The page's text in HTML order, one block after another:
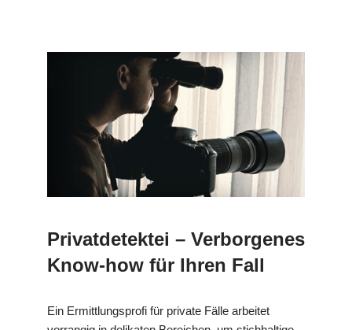
Privatdetektei – Verborgenes
Know-how für Ihren Fall
Ein Ermittlungsprofi für private Fälle arbeitet